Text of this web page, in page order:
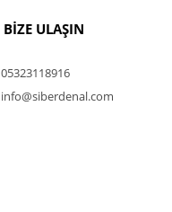
BİZE ULAŞIN
05323118916
info@siberdenal.com